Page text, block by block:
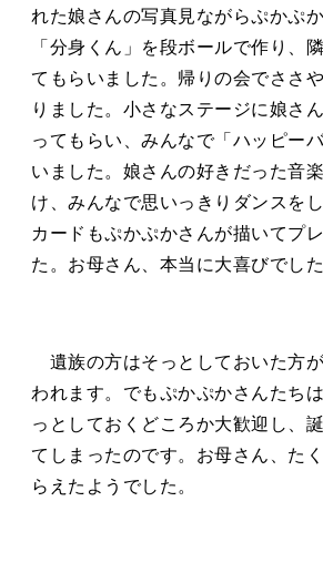
れた娘さんの写真見ながらぷかぷ
「分身くん」を段ボールで作り、
てもらいました。帰りの会でささ
りました。小さなステージに娘さ
ってもらい、みんなで「ハッピー
いました。娘さんの好きだった音
け、みんなで思いっきりダンスを
カードもぷかぷかさんが描いてプ
た。お母さん、本当に大喜びでした
遺族の方はそっとしておいた方
われます。でもぷかぷかさんたち
っとしておくどころか大歓迎し、
てしまったのです。お母さん、た
らえたようでした。